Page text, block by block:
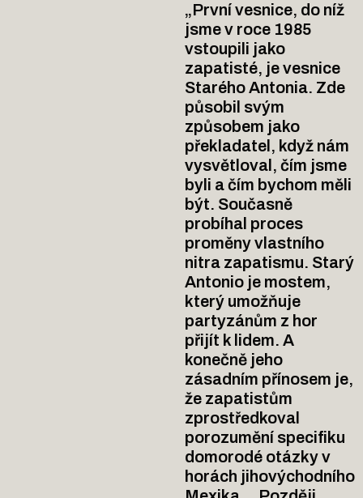
„První vesnice, do níž
jsme v roce 1985
vstoupili jako
zapatisté, je vesnice
Starého Antonia. Zde
působil svým
způsobem jako
překladatel, když nám
vysvětloval, čím jsme
byli a čím bychom měli
být. Současně
probíhal proces
proměny vlastního
nitra zapatismu. Starý
Antonio je mostem,
který umožňuje
partyzánům z hor
přijít k lidem. A
konečně jeho
zásadním přínosem je,
že zapatistům
zprostředkoval
porozumění specifiku
domorodé otázky v
horách jihovýchodního